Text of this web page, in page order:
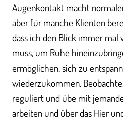
Augenkontakt macht
aber für manche Klienten
dass ich den Blick immer
muss, um Ruhe
ermöglichen, sich zu
wiederzukommen.
reguliert und übe mit
arbeiten und über das Hier